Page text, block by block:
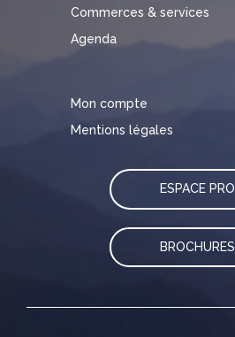
Commerces & services
Agenda
Mon compte
Mentions légales
ESPACE PRO
BROCHURES